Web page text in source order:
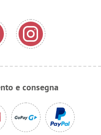
e consegna